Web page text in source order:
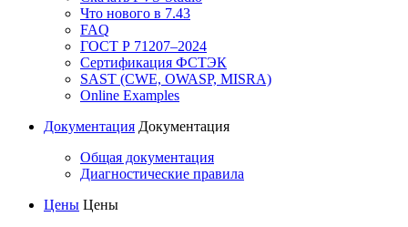
Что нового в 7.43
FAQ
ГОСТ Р 71207–2024
Сертификация ФСТЭК
SAST (CWE, OWASP, MISRA)
Online Examples
Документация Документация
Общая документация
Диагностические правила
Цены Цены